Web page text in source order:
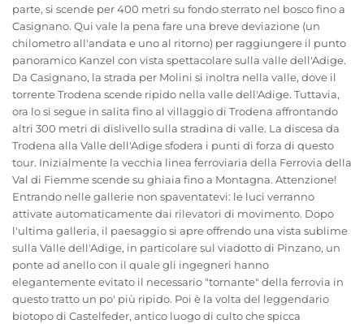
parte, si scende per 400 metri su fondo sterrato nel bosco fino a
Casignano. Qui vale la pena fare una breve deviazione (un
chilometro all'andata e uno al ritorno) per raggiungere il punto
panoramico Kanzel con vista spettacolare sulla valle dell'Adige.
Da Casignano, la strada per Molini si inoltra nella valle, dove il
torrente Trodena scende ripido nella valle dell'Adige. Tuttavia,
ora lo si segue in salita fino al villaggio di Trodena affrontando
altri 300 metri di dislivello sulla stradina di valle. La discesa da
Trodena alla Valle dell'Adige sfodera i punti di forza di questo
tour. Inizialmente la vecchia linea ferroviaria della Ferrovia della
Val di Fiemme scende su ghiaia fino a Montagna. Attenzione!
Entrando nelle gallerie non spaventatevi: le luci verranno
attivate automaticamente dai rilevatori di movimento. Dopo
l'ultima galleria, il paesaggio si apre offrendo una vista sublime
sulla Valle dell'Adige, in particolare sul viadotto di Pinzano, un
ponte ad anello con il quale gli ingegneri hanno
elegantemente evitato il necessario "tornante" della ferrovia in
questo tratto un po' più ripido. Poi è la volta del leggendario
biotopo di Castelfeder, antico luogo di culto che spicca